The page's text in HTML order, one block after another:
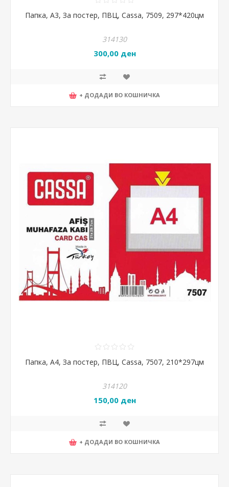
Папка, А3, За постер, ПВЦ, Cassa, 7509, 297*420цм
314130
300,00 ден
+ ДОДАДИ ВО КОШНИЧКА
Папка, A4, За постер, ПВЦ, Cassa, 7507, 210*297цм
314120
150,00 ден
+ ДОДАДИ ВО КОШНИЧКА